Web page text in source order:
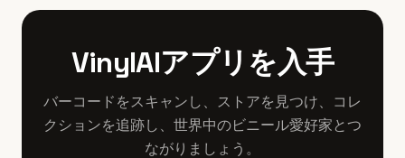
たJiveのロゴやレイアウトになっています。さらに、初回
Records CorporationやColumbia Records Pressing Plantな
どの米国プレス工場の製造マークがあることが多いです。
Beats、HHV、Turntable Labなどのヒップホップ系専門店
やオンラインショップでもしばしば入荷します。新しいリ
イシューを狙うならVinylMePlease、Newbury Comics、
Urban Outfittersなど公式小売りで限定カラーやエクスクル
ーシブ版が出ることがあります。エステートセールやレコ
ードフェアは状態の良いオリジナルを比較的手頃に見つけ
VinylAIアプリを入手
バーコードをスキャンし、ストアを見つけ、コレ
クションを追跡し、世界中のビニール愛好家とつ
ながりましょう。